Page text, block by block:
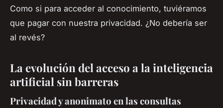
Como si para acceder al conocimiento, tuviéramos
que pagar con nuestra privacidad. ¿No debería ser
al revés?
La evolución del acceso a la inteligencia
artificial sin barreras
Privacidad y anonimato en las consultas